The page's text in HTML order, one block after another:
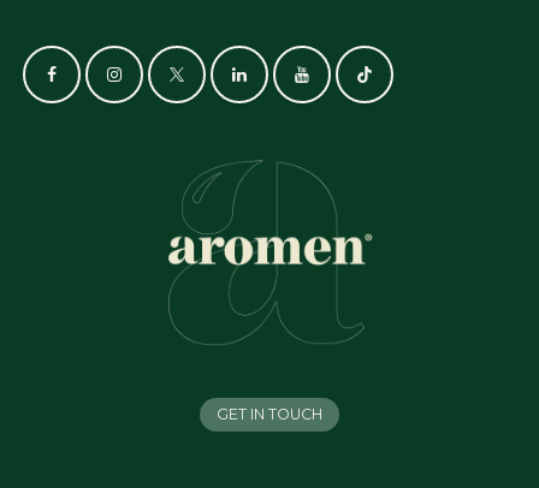
GET IN TOUCH